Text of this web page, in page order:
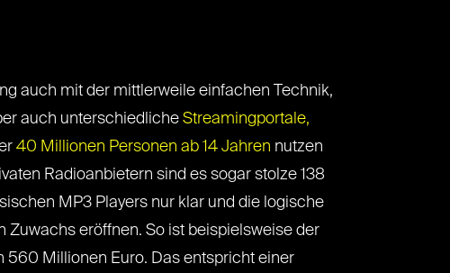
auch mit der mittlerweile einfachen Technik,
auch unterschiedliche Streamingportale,
40 Millionen Personen ab 14 Jahren nutzen
Radioanbietern sind es sogar stolze 138
MP3 Players nur klar und die logische
Zuwachs eröffnen. So ist beispielsweise der
560 Millionen Euro. Das entspricht einer